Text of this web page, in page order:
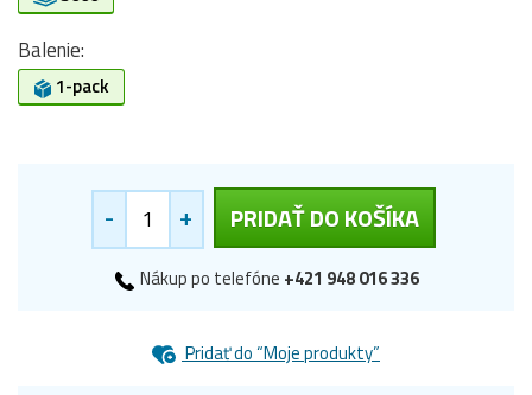
Balenie:
1-pack
- + PRIDAŤ DO KOŠÍKA
Nákup po telefóne +421 948 016 336
Pridať do “Moje produkty”